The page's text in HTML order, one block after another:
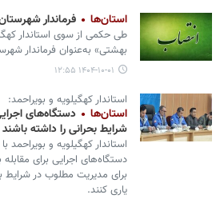
استان‌ها فرماندار
طی حکمی از سوی استاندار
بهشتی» به‌عنوان فرماندار
۱۴۰۴-۱۰-۰۱ ۱۲:۵۵
استاندار کهگیلویه و بویراحمد:
استان‌ها
دستگاه‌های
شرایط بحرانی را داشته باشند
استاندار کهگیلویه و بویراحمد
دستگاه‌های اجرایی برای
برای مدیریت مطلوب در شرایط
یاری کنند.